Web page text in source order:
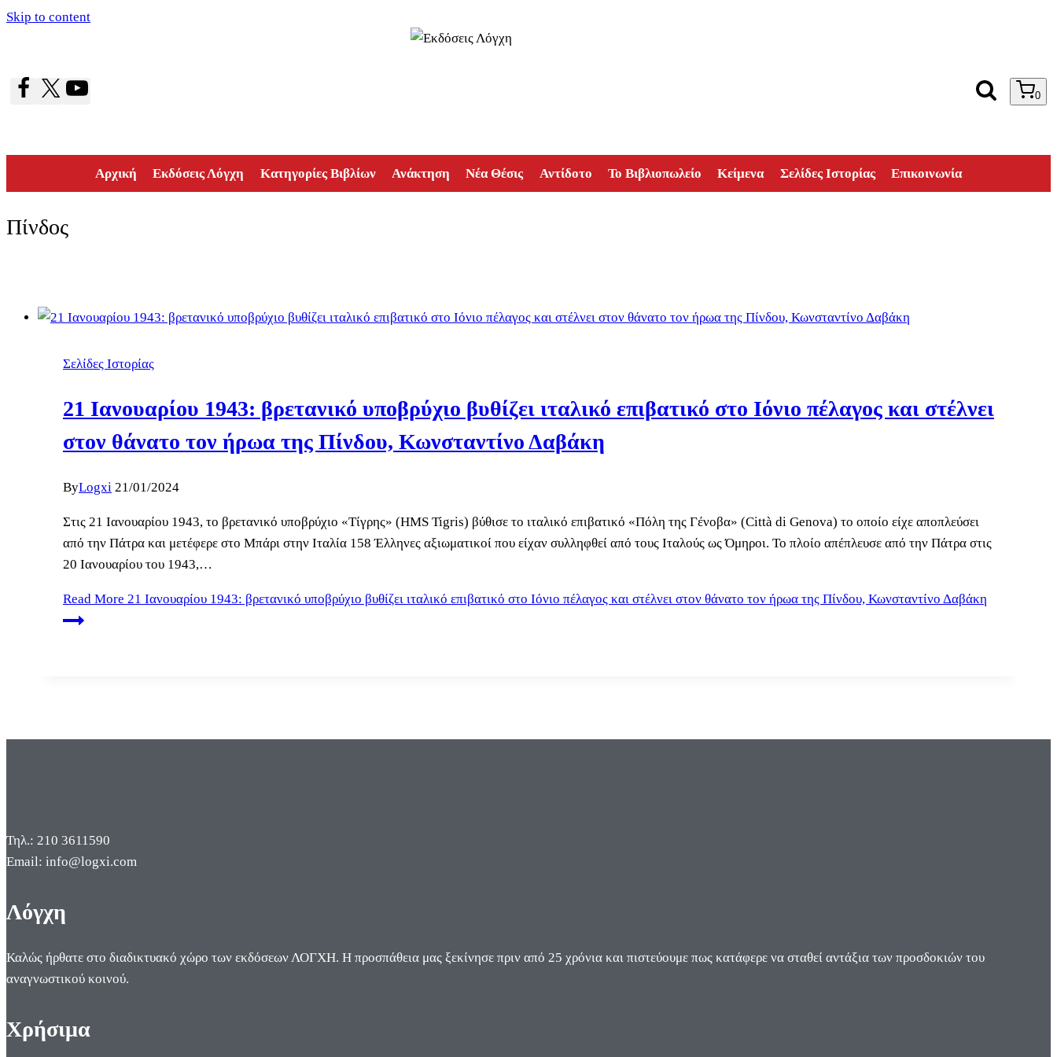
Skip to content
0
Αρχική Εκδόσεις Λόγχη Κατηγορίες Βιβλίων Ανάκτηση Νέα Θέσις Αντίδοτο Το Βιβλιοπωλείο Κείμενα Σελίδες Ιστορίας Επικοινωνία
Πίνδος
Σελίδες Ιστορίας
21 Ιανουαρίου 1943: βρετανικό υποβρύχιο βυθίζει ιταλικό επιβατικό στο Ιόνιο πέλαγος και στέλνει
στον θάνατο τον ήρωα της Πίνδου, Κωνσταντίνο Δαβάκη
ByLogxi 21/01/2024
Στις 21 Ιανουαρίου 1943, το βρετανικό υποβρύχιο «Τίγρης» (HMS Tigris) βύθισε το ιταλικό επιβατικό «Πόλη της Γένοβα» (Città di Genova) το οποίο είχε αποπλεύσει
από την Πάτρα και μετέφερε στο Μπάρι στην Ιταλία 158 Έλληνες αξιωματικοί που είχαν συλληφθεί από τους Ιταλούς ως Όμηροι. Το πλοίο απέπλευσε από την Πάτρα στις
20 Ιανουαρίου του 1943,…
Read More 21 Ιανουαρίου 1943: βρετανικό υποβρύχιο βυθίζει ιταλικό επιβατικό στο Ιόνιο πέλαγος και στέλνει στον θάνατο τον ήρωα της Πίνδου, Κωνσταντίνο Δαβάκη
Τηλ.: 210 3611590
Email: info@logxi.com
Λόγχη
Καλώς ήρθατε στο διαδικτυακό χώρο των εκδόσεων ΛΟΓΧΗ. Η προσπάθεια μας ξεκίνησε πριν από 25 χρόνια και πιστεύουμε πως κατάφερε να σταθεί αντάξια των προσδοκιών του
αναγνωστικού κοινού.
Χρήσιμα